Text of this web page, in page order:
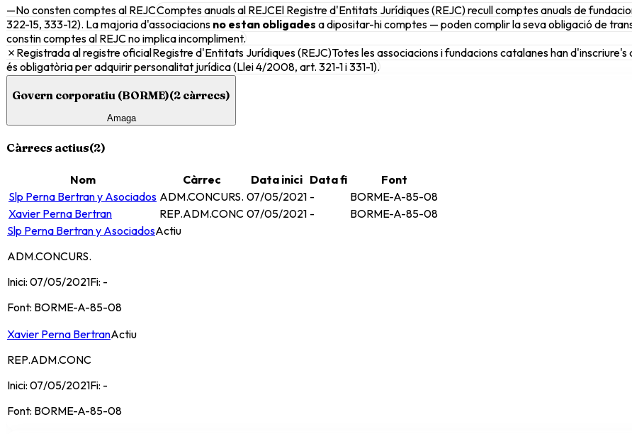
—No consten comptes al REJCComptes anuals al REJCEl Registre d'Entitats Jurídiques (REJC) recull comptes anuals de
322-15, 333-12). La majoria d'associacions no estan obligades a dipositar-hi comptes — poden complir la seva obligació de
constin comptes al REJC no implica incompliment.
✗ Registrada al registre oficialRegistre d'Entitats Jurídiques (REJC)Totes les associacions i fundacions catalanes han
és obligatòria per adquirir personalitat jurídica (Llei 4/2008, art. 321-1 i 331-1).
Govern corporatiu (BORME)(2 càrrecs)
Amaga
Càrrecs actius(2)
Nom Càrrec Data inici Data fi
Font
Slp Perna Bertran y Asociados ADM.CONCURS. 07/05/2021 -
BORME-A-85-08
Xavier Perna Bertran
REP.ADM.CONC 07/05/2021 -
BORME-A-85-08
Slp Perna Bertran y AsociadosActiu
ADM.CONCURS.
Inici: 07/05/2021Fi: -
Font: BORME-A-85-08
Xavier Perna BertranActiu
REP.ADM.CONC
Inici: 07/05/2021Fi: -
Font: BORME-A-85-08